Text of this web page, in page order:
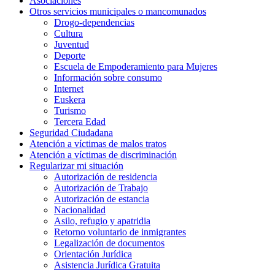
Otros servicios municipales o mancomunados
Drogo-dependencias
Cultura
Juventud
Deporte
Escuela de Empoderamiento para Mujeres
Información sobre consumo
Internet
Euskera
Turismo
Tercera Edad
Seguridad Ciudadana
Atención a víctimas de malos tratos
Atención a víctimas de discriminación
Regularizar mi situación
Autorización de residencia
Autorización de Trabajo
Autorización de estancia
Nacionalidad
Asilo, refugio y apatridia
Retorno voluntario de inmigrantes
Legalización de documentos
Orientación Jurídica
Asistencia Jurídica Gratuita